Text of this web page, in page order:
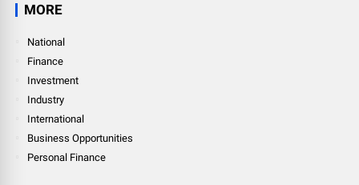
MORE
National
Finance
Investment
Industry
International
Business Opportunities
Personal Finance